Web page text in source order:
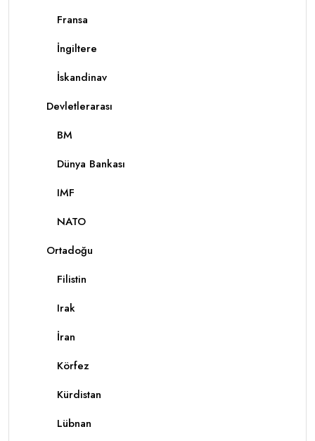
Fransa
İngiltere
İskandinav
Devletlerarası
BM
Dünya Bankası
IMF
NATO
Ortadoğu
Filistin
Irak
İran
Körfez
Kürdistan
Lübnan